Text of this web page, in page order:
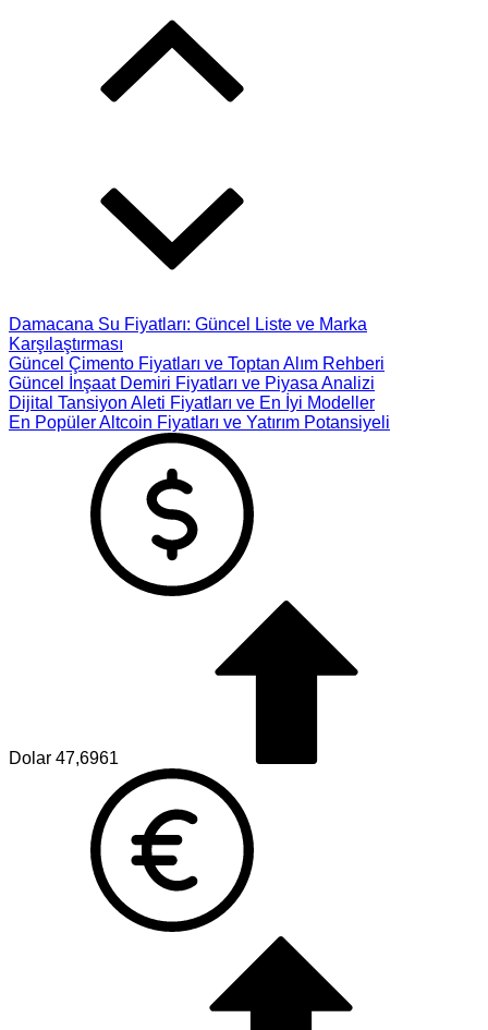
Damacana Su Fiyatları: Güncel Liste ve Marka
Karşılaştırması
Güncel Çimento Fiyatları ve Toptan Alım Rehberi
Güncel İnşaat Demiri Fiyatları ve Piyasa Analizi
Dijital Tansiyon Aleti Fiyatları ve En İyi Modeller
En Popüler Altcoin Fiyatları ve Yatırım Potansiyeli
Dolar 47,6961